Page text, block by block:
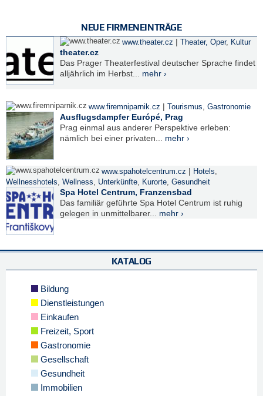
NEUE FIRMENEINTRÄGE
www.theater.cz | Theater, Oper, Kultur
theater.cz
Das Prager Theaterfestival deutscher Sprache findet
alljährlich im Herbst... mehr ›
www.firemniparnik.cz | Tourismus, Gastronomie
Ausflugsdampfer Európé, Prag
Prag einmal aus anderer Perspektive erleben:
nämlich bei einer privaten... mehr ›
www.spahotelcentrum.cz | Hotels,
Wellnesshotels, Wellness, Unterkünfte, Kurorte, Gesundheit
Spa Hotel Centrum, Franzensbad
Das familiär geführte Spa Hotel Centrum ist ruhig
gelegen in unmittelbarer... mehr ›
KATALOG
Bildung
Dienstleistungen
Einkaufen
Freizeit, Sport
Gastronomie
Gesellschaft
Gesundheit
Immobilien